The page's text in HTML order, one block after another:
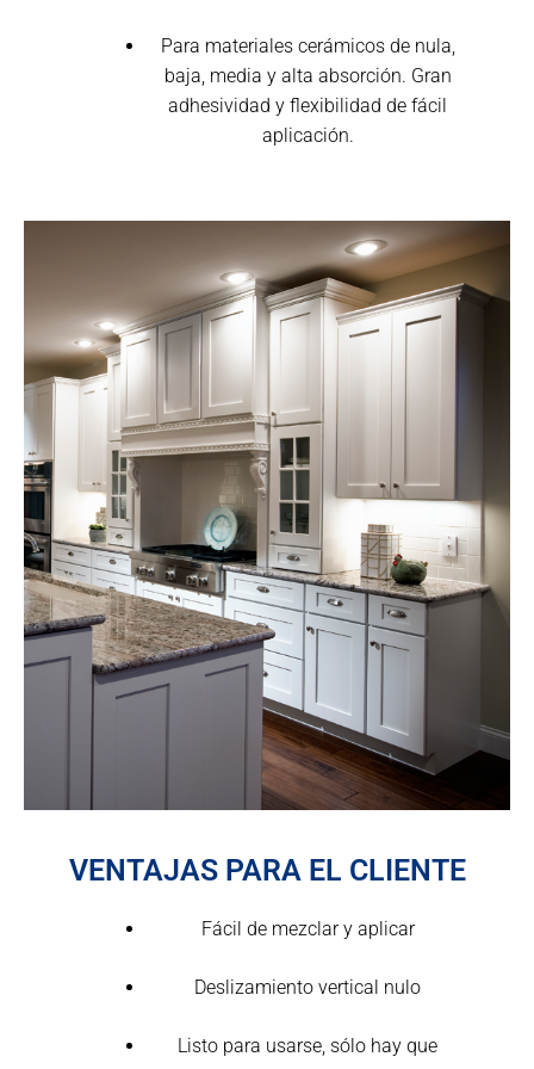
Para materiales cerámicos de nula,
baja, media y alta absorción. Gran
adhesividad y flexibilidad de fácil
aplicación.
VENTAJAS PARA EL CLIENTE
Fácil de mezclar y aplicar
Deslizamiento vertical nulo
Listo para usarse, sólo hay que